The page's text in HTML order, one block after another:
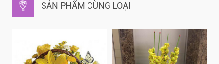
SẢN PHẨM CÙNG LOẠI